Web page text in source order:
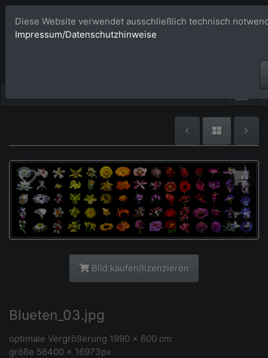
Bildagentur
Bild kaufen/lizenzieren
Blueten_03.jpg
optimale Vergrößerung 1990 x 600 cm
größe 56400 x 16973px
Diese Website verwendet ausschließlich technisch
Impressum/Datenschutzhinweise